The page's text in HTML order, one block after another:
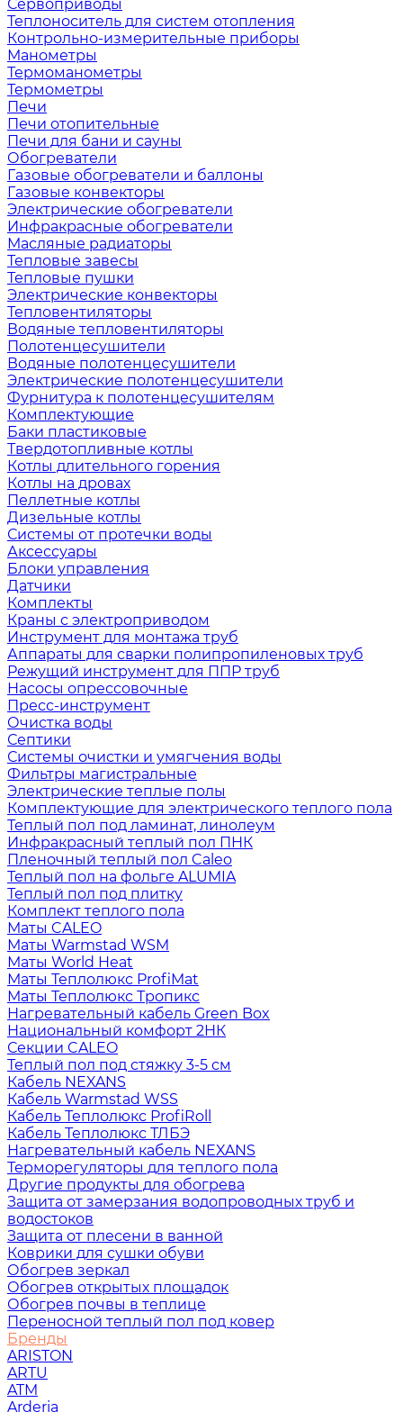
Сервоприводы
Теплоноситель для систем отопления
Контрольно-измерительные приборы
Манометры
Термоманометры
Термометры
Печи
Печи отопительные
Печи для бани и сауны
Обогреватели
Газовые обогреватели и баллоны
Газовые конвекторы
Электрические обогреватели
Инфракрасные обогреватели
Масляные радиаторы
Тепловые завесы
Тепловые пушки
Электрические конвекторы
Тепловентиляторы
Водяные тепловентиляторы
Полотенцесушители
Водяные полотенцесушители
Электрические полотенцесушители
Фурнитура к полотенцесушителям
Комплектующие
Баки пластиковые
Твердотопливные котлы
Котлы длительного горения
Котлы на дровах
Пеллетные котлы
Дизельные котлы
Системы от протечки воды
Аксессуары
Блоки управления
Датчики
Комплекты
Краны с электроприводом
Инструмент для монтажа труб
Аппараты для сварки полипропиленовых труб
Режущий инструмент для ППР труб
Насосы опрессовочные
Пресс-инструмент
Очистка воды
Септики
Системы очистки и умягчения воды
Фильтры магистральные
Электрические теплые полы
Комплектующие для электрического теплого пола
Теплый пол под ламинат, линолеум
Инфракрасный теплый пол ПНК
Пленочный теплый пол Caleo
Теплый пол на фольге ALUMIA
Теплый пол под плитку
Комплект теплого пола
Маты CALEO
Маты Warmstad WSM
Маты World Heat
Маты Теплолюкс ProfiMat
Маты Теплолюкс Тропикс
Нагревательный кабель Green Box
Национальный комфорт 2НК
Секции CALEO
Теплый пол под стяжку 3-5 см
Кабель NEXANS
Кабель Warmstad WSS
Кабель Теплолюкс ProfiRoll
Кабель Теплолюкс ТЛБЭ
Нагревательный кабель NEXANS
Терморегуляторы для теплого пола
Другие продукты для обогрева
Защита от замерзания водопроводных труб и
водостоков
Защита от плесени в ванной
Коврики для сушки обуви
Обогрев зеркал
Обогрев открытых площадок
Обогрев почвы в теплице
Переносной теплый пол под ковер
Бренды
ARISTON
ARTU
ATM
Arderia